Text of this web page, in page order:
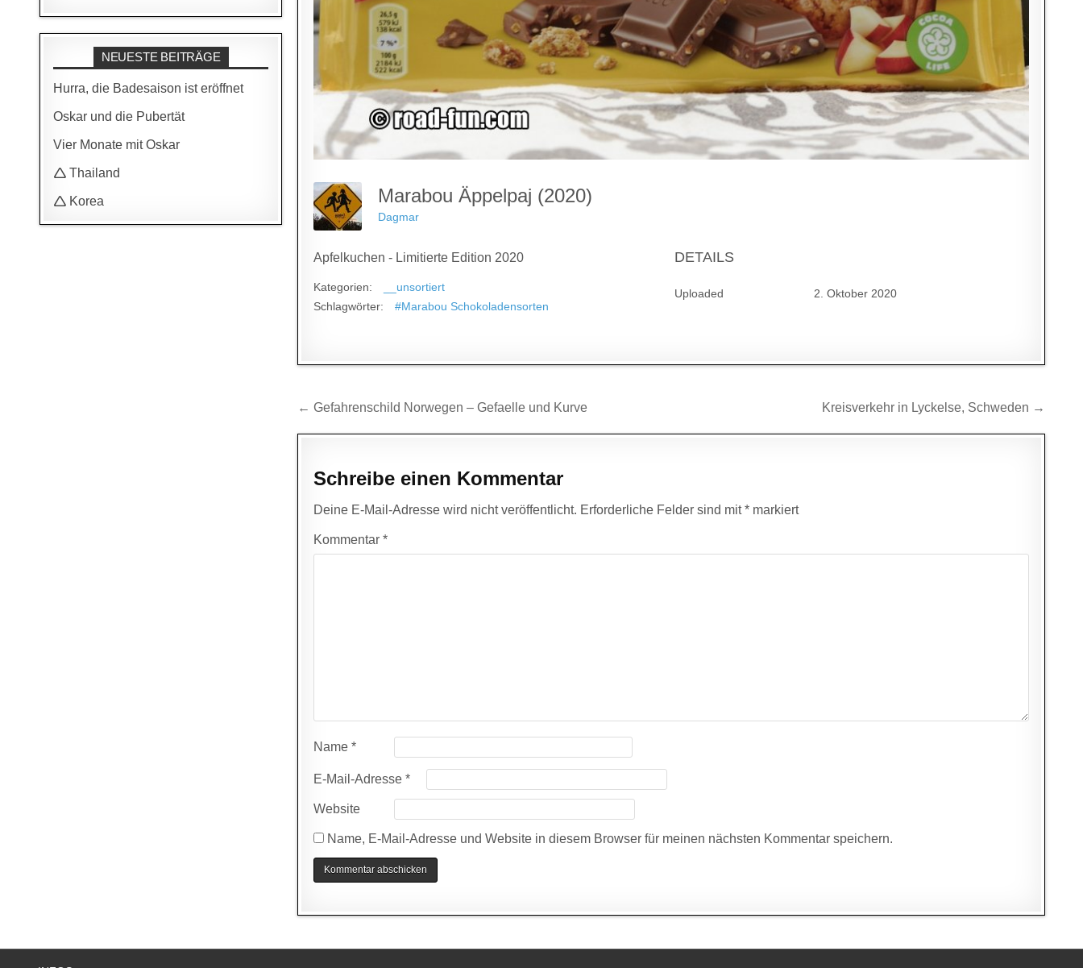
Marabou Äppelpaj (2020)
Dagmar
Apfelkuchen - Limitierte Edition 2020
Kategorien:
__unsortiert
Schlagwörter:
#Marabou Schokoladensorten
DETAILS
Uploaded 2. Oktober 2020
Beitragsnavigation
← Gefahrenschild Norwegen – Gefaelle und Kurve Kreisverkehr in Lyckelse, Schweden →
Schreibe einen Kommentar
Deine E-Mail-Adresse wird nicht veröffentlicht. Erforderliche Felder sind mit* markiert
Kommentar*
Name*
E-Mail-Adresse*
Website
Name, E-Mail-Adresse und Website in diesem Browser für meinen nächsten Kommentar speichern.
NEUESTE BEITRÄGE
Hurra, die Badesaison ist eröffnet
Oskar und die Pubertät
Vier Monate mit Oskar
🛆 Thailand
🛆 Korea